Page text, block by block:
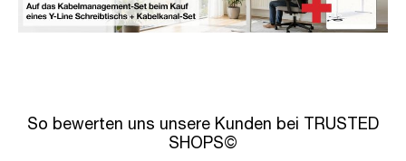
So bewerten uns unsere Kunden bei TRUSTED
SHOPS©